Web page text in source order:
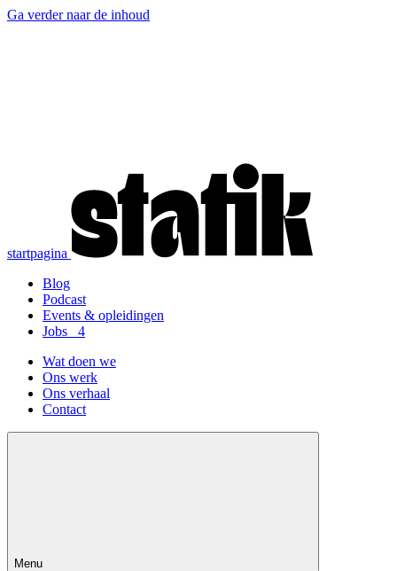
Ga verder naar de inhoud
startpagina
Blog
Podcast
Events & opleidingen
Jobs 4
Wat doen we
Ons werk
Ons verhaal
Contact
Menu